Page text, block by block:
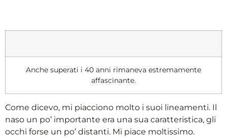
Anche superati i 40 anni rimaneva estremamente
affascinante.
Come dicevo, mi piacciono molto i suoi lineamenti. Il
naso un po’ importante era una sua caratteristica, gli
occhi forse un po’ distanti. Mi piace moltissimo.